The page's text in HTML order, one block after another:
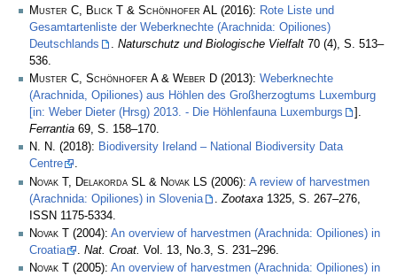
Muster C, Blick T & Schönhofer AL
(2016): Rote Liste und
Gesamtartenliste der Weberknechte (Arachnida: Opiliones)
Deutschlands
Naturschutz und Biologische Vielfalt 70 (4), S. 513–
536.
Muster C, Schönhofer A & Weber D (2013): Weberknechte
(Arachnida, Opiliones) aus Höhlen des Großherzogtums Luxemburg
[in: Weber Dieter (Hrsg) 2013. - Die Höhlenfauna Luxemburgs
].
Ferrantia 69, S. 158–170.
N. N. (2018): Biodiversity Ireland – National Biodiversity Data
Centre
.
Novak T, Delakorda SL & Novak LS (2006): A review of harvestmen
(Arachnida: Opiliones) in Slovenia
Zootaxa 1325, S. 267–276,
ISSN 1175-5334.
Novak T (2004): An overview of harvestmen (Arachnida: Opiliones) in
Croatia
. Nat. Croat. Vol. 13, No.3, S. 231–296.
Novak T
(2005): An overview of harvestmen (Arachnida: Opiliones) in